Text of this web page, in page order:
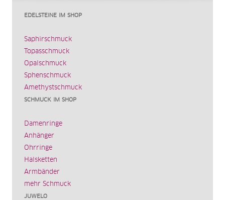
EDELSTEINE IM SHOP
Saphirschmuck
Topasschmuck
Opalschmuck
Sphenschmuck
Amethystschmuck
SCHMUCK IM SHOP
Damenringe
Anhänger
Ohrringe
Halsketten
Armbänder
mehr Schmuck
JUWELO